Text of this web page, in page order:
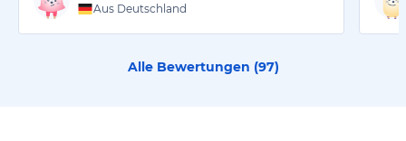
Aus Deutschland
Alle Bewertungen (97)